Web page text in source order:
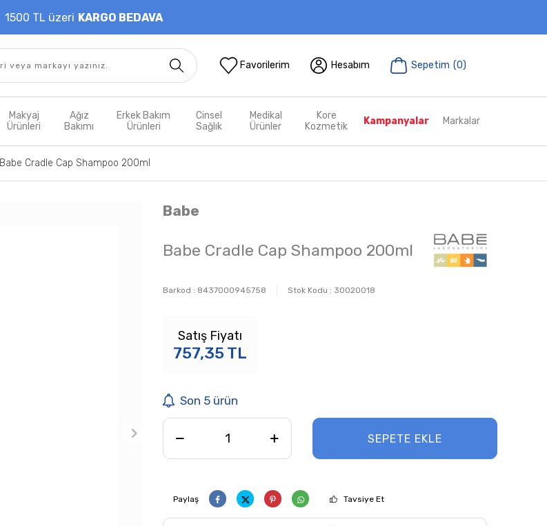
1500 TL üzeri KARGO BEDAVA
Favorilerim Hesabım Sepetim (0)
Makyaj
Ürünleri
Ağız
Bakımı
Erkek Bakım
Ürünleri
Cinsel
Sağlık
Medikal
Ürünler
Kore
Kozmetik
Kampanyalar Markalar
Babe Cradle Cap Shampoo 200ml
Babe
Babe Cradle Cap Shampoo 200ml
Barkod : 8437000945758 Stok Kodu : 30020018
Satış Fiyatı
757,35 TL
Son 5 ürün
SEPETE EKLE
Paylaş Tavsiye Et